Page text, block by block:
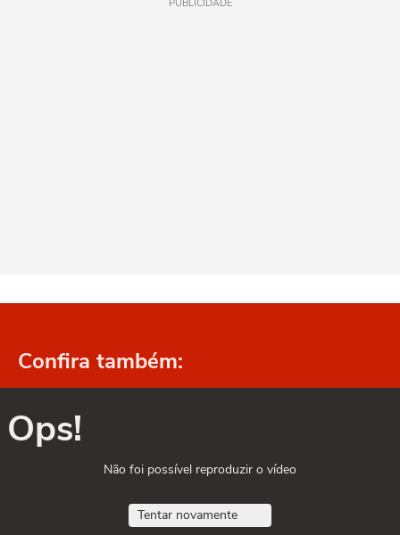
PUBLICIDADE
Confira também:
Ops!
Não foi possível reproduzir o vídeo
Tentar novamente